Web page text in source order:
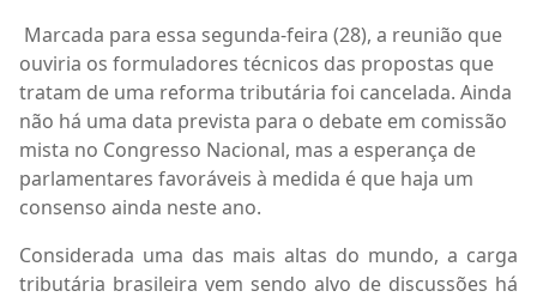
Marcada para essa segunda-feira (28), a reunião que
ouviria os formuladores técnicos das propostas que
tratam de uma reforma tributária foi cancelada. Ainda
não há uma data prevista para o debate em comissão
mista no Congresso Nacional, mas a esperança de
parlamentares favoráveis à medida é que haja um
consenso ainda neste ano.
Considerada uma das mais altas do mundo, a carga
tributária brasileira vem sendo alvo de discussões há